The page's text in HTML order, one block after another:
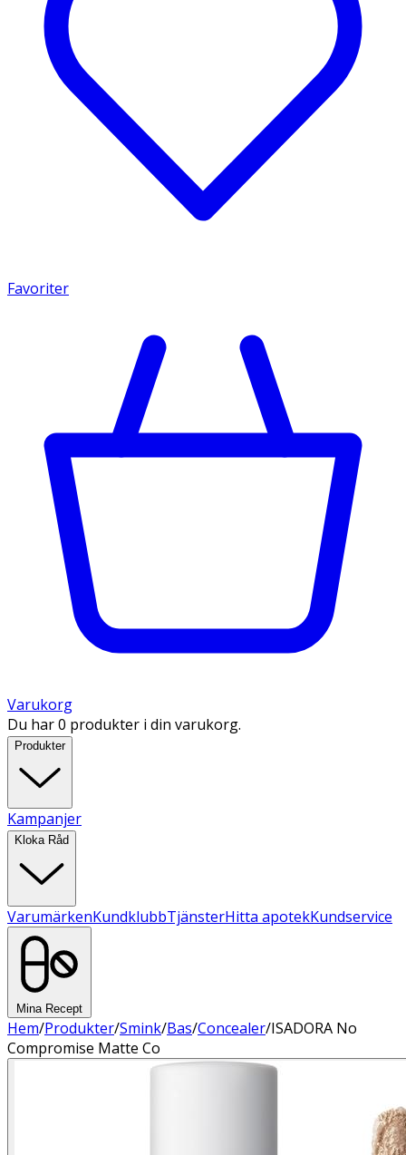
Favoriter
Varukorg
Du har 0 produkter i din varukorg.
Produkter
Kampanjer
Kloka Råd
VarumärkenKundklubbTjänsterHitta apotekKundservice
Mina Recept
Hem/Produkter/Smink/Bas/Concealer/ISADORA No
Compromise Matte Co